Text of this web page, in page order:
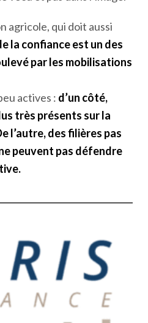
agricole, qui doit aussi
la confiance est un des
par les mobilisations
actives : d’un côté,
très présents sur la
l’autre, des filières pas
peuvent pas défendre